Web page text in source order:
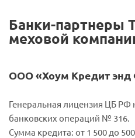
Банки-партнеры
меховой
ООО «Хоум Кредит энд
Генеральная лицензия ЦБ РФ
банковских операций № 316.
Сумма кредита: от 1 500 до